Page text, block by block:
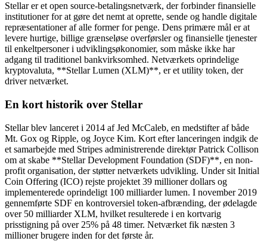
Stellar er et open source-betalingsnetværk, der forbinder finansielle
institutioner for at gøre det nemt at oprette, sende og handle digitale
repræsentationer af alle former for penge. Dens primære mål er at
levere hurtige, billige grænseløse overførsler og finansielle tjenester
til enkeltpersoner i udviklingsøkonomier, som måske ikke har
adgang til traditionel bankvirksomhed. Netværkets oprindelige
kryptovaluta, **Stellar Lumen (XLM)**, er et utility token, der
driver netværket.
En kort historik over Stellar
Stellar blev lanceret i 2014 af Jed McCaleb, en medstifter af både
Mt. Gox og Ripple, og Joyce Kim. Kort efter lanceringen indgik de
et samarbejde med Stripes administrerende direktør Patrick Collison
om at skabe **Stellar Development Foundation (SDF)**, en non-
profit organisation, der støtter netværkets udvikling. Under sit Initial
Coin Offering (ICO) rejste projektet 39 millioner dollars og
implementerede oprindeligt 100 milliarder lumen. I november 2019
gennemførte SDF en kontroversiel token-afbrænding, der ødelagde
over 50 milliarder XLM, hvilket resulterede i en kortvarig
prisstigning på over 25% på 48 timer. Netværket fik næsten 3
millioner brugere inden for det første år.